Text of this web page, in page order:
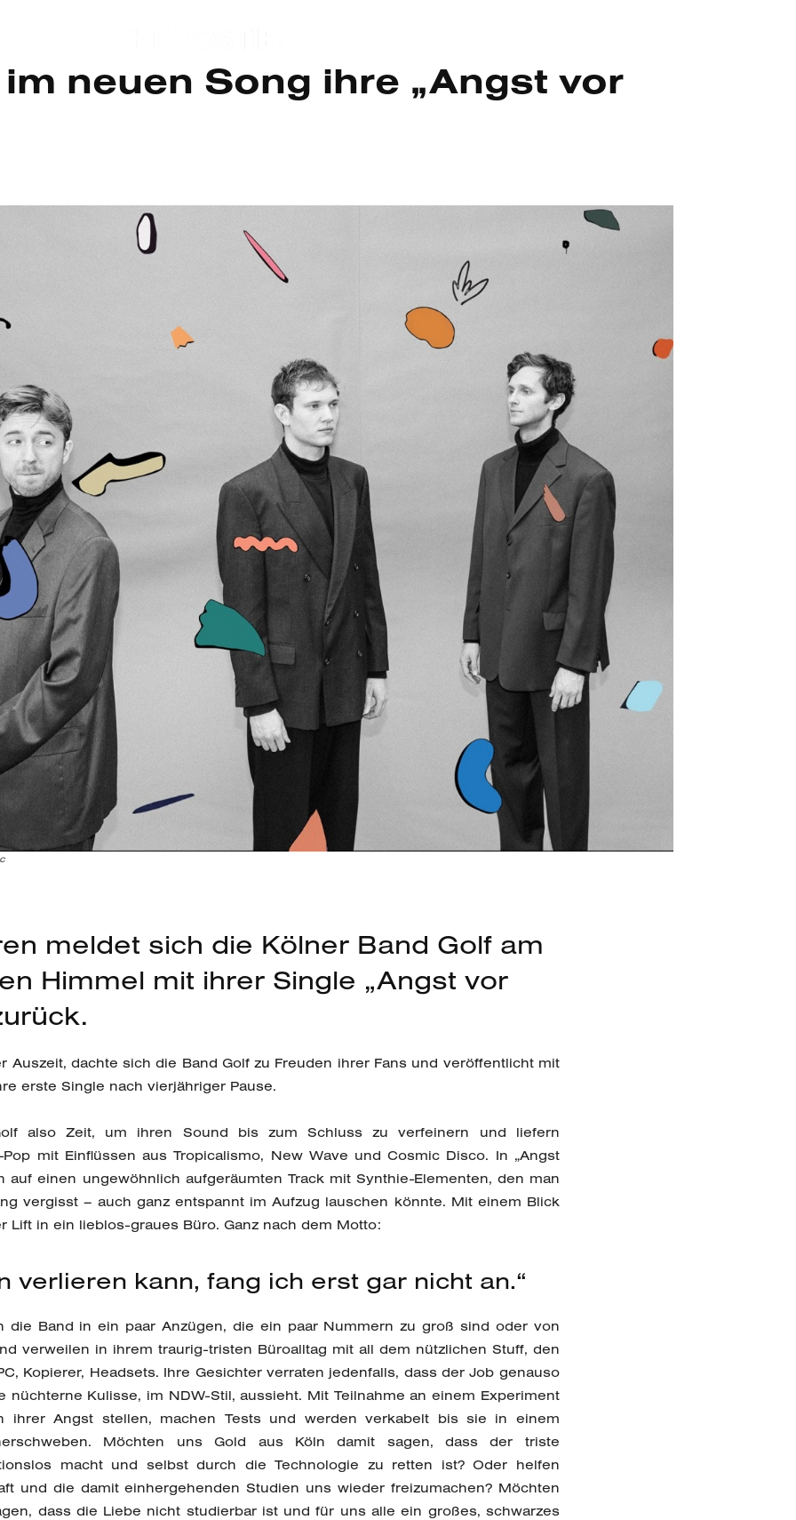
neuen Song ihre „Angst vor
meldet sich die Kölner Band Golf am
Himmel mit ihrer Single „Angst vor
Auszeit, dachte sich die Band Golf zu Freuden ihrer Fans und veröffentlicht mit
erste Single nach vierjähriger Pause.
also Zeit, um ihren Sound bis zum Schluss zu verfeinern und liefern
mit Einflüssen aus Tropicalismo, New Wave und Cosmic Disco. In „Angst
auf einen ungewöhnlich aufgeräumten Track mit Synthie-Elementen, den man
vergisst – auch ganz entspannt im Aufzug lauschen könnte. Mit einem Blick
Lift in ein lieblos-graues Büro. Ganz nach dem Motto:
verlieren kann, fang ich erst gar nicht an.“
die Band in ein paar Anzügen, die ein paar Nummern zu groß sind oder von
verweilen in ihrem traurig-tristen Büroalltag mit all dem nützlichen Stuff, den
Kopierer, Headsets. Ihre Gesichter verraten jedenfalls, dass der Job genauso
nüchterne Kulisse, im NDW-Stil, aussieht. Mit Teilnahme an einem Experiment
ihrer Angst stellen, machen Tests und werden verkabelt bis sie in einem
Möchten uns Gold aus Köln damit sagen, dass der triste
macht und selbst durch die Technologie zu retten ist? Oder helfen
und die damit einhergehenden Studien uns wieder freizumachen? Möchten
dass die Liebe nicht studierbar ist und für uns alle ein großes, schwarzes